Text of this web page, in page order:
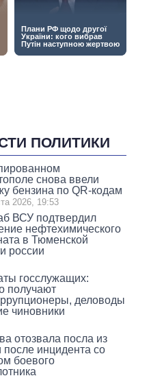
ПОЛИТИКИ
снова ввели
бензина по QR-кодам
2026, 19:53
ВСУ подтвердил
нефтехимического
в Тюменской
россии
госслужащих:
получают
деловоды
чиновники
отозвала посла из
после инцидента со
боевого